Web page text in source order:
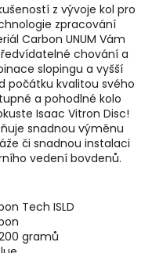
z vývoje kol pro
zpracování
Carbon UNUM Vám
chování a
slopingu a vyšší
počátku kvalitou svého
a pohodlné kolo
Isaac Vitron Disc!
snadnou výměnu
či snadnou instalaci
vedení bovdenů.
Tech ISLD
gramů